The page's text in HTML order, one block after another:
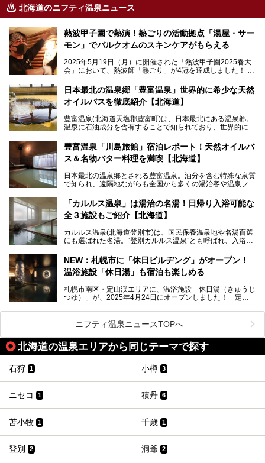
北海道のニフティ温泉ニュース
熱波甲子園で熱演！熱ごりの活動拠点「湯屋・サー
モン」でバルクオムのスキンケアがもらえる
2025年5月19日（月）に開催された「熱波甲子園2025春大
会」において、熱波師「熱ごり」が4冠を達成しました！
動拠点である北海道の銭湯「湯屋・サーモン」にて、メンズ
スキンケアブランド バルクオムの「ONE DAY KIT」を数量
限定でプレゼントいたします。
で、ぜひお試しください。※6月13日配布開始、なくなり次
第終了
───
提供元：株式会社バルクオム【PR】
この記事は株式会社バルクオム商品のPR記事です。
日本最北の温泉郷「豊富温泉」世界的に希少な天然
オイルバスを徹底紹介【北海道】
豊富温泉(北海道天塩郡豊富町)は、日本最北にある温泉郷。
温泉に石油成分を含有することで知られており、世界的にも
に特効があると言われ、遠隔地ながらも全国から湯治・療養
目的で多くの人々が訪れます。
地体験し、独自の視点で豊富温泉の“天然オイルバス”をレポ
ート。温泉地概要や日帰り入浴施設をはじめ、宿泊施設・ア
豊富温泉「川島旅館」宿泊レポート！天然オイルバ
ス＆名物バター料理を満喫【北海道】
日本最北の温泉郷とされる豊富温泉。油分を含む特殊な泉質
で知られ、遠隔地ながらも全国から多くの湯治客や温泉ファ
「川島旅館」は、豊富温泉の開湯当初から営業する老舗旅
館。とりわけ温泉の良さと名物のバター料理に定評があり、
の温泉や料理をはじめ、パブリックスペース・客室など宿の
全貌を徹底的にご紹介します！
「カルルス温泉」は湯治の名湯！日帰り入浴可能な
全３施設もご紹介【北海道】
カルルス温泉(北海道登別市)は、国民保養温泉地や名湯百選
にも選ばれた名湯。“登別カルルス温泉”とも呼ばれ、入浴剤
豊かな登別温泉とは対照的な存在で、今も湯治場的な要素が
残る閑静な温泉地です。
地体験し、カルルス温泉をご紹介。温泉地の概要や泉質解説
をはじめ、日帰り入浴可能な全３施設の紹介・周辺観光・ア
NEW：札幌市に「休日ビルヂング」がオープン！
温浴施設「休日湯」も宿泊も楽しめる
札幌市南区・定山渓エリアに、温浴施設「休日湯（きゅうじ
つゆ）」が、2025年4月24日にオープンしました！ 定山
この施設は、温泉・サウナの「休日湯」・ラウンジの「THE
LOUNGE DAYOF」・グルメ「休日洋麺店」・ホテル「エク
スクラメーションホテル」で構成された、まさに大人の癒し
空間。
今回は、そんな「休日ビルヂング」の魅力を5つのポイント
ニフティ温泉ニュースTOPへ
北海道の温泉エリアから同じテーマで探す
石狩 1 小樽 3
ニセコ 1 積丹 6
苫小牧 1 千歳 1
登別 2 洞爺 2